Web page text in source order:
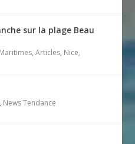
sur la plage Beau
,Articles, Nice,
, News Tendance